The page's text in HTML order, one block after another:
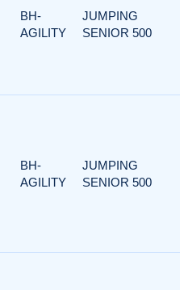
BH-
AGILITY
JUMPING
SENIOR 500
BH-
AGILITY
JUMPING
SENIOR 500